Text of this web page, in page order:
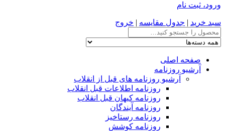
ورود، ثبت نام
سبد خرید | جدول مقایسه | خروج
صفحه اصلی
آرشیو روزنامه
آرشیو روزنامه های قبل از انقلاب
روزنامه اطلاعات قبل انقلاب
روزنامه کیهان قبل انقلاب
روزنامه آیندگان
روزنامه رستاخیز
روزنامه کوشش